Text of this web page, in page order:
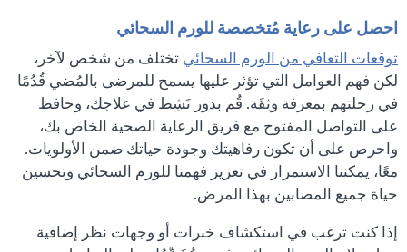
احصل على رعاية مُتخصصة للورم السحائي
توقعات التعافي من الورم السحائي تختلف من شخص لآخر،
لكن فهم العوامل التي تؤثر عليها يسمح للمرضى بالمُضي قُدُمًا
في رحلتهم بمعرفة وثِقَة. قُم بدور نَشِط في علاجك، وحافظ
على التواصل المفتوح مع فريق الرعاية الصحية الخاص بك،
واحرص على أن تكون رفاهيتك وجودة حياتك ضمن الأولويات.
معًا، يمكننا الاستمرار في تعزيز فهمنا للورم السحائي وتحسين
حياة جميع المصابين بهذا المرض.
إذا كنت ترغب في استكشاف خبرات أو وجهات نظر إضافية